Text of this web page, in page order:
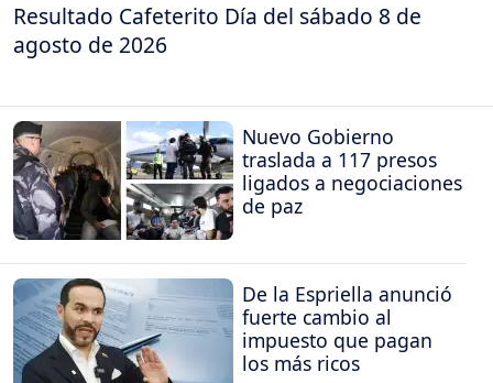
Resultado Cafeterito Día del sábado 8 de
agosto de 2026
Nuevo Gobierno
traslada a 117 presos
ligados a negociaciones
de paz
De la Espriella anunció
fuerte cambio al
impuesto que pagan
los más ricos